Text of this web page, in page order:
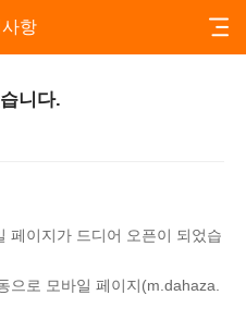
항
니다.
페이지가 드디어 오픈이 되었습
으로 모바일 페이지(m.dahaza.